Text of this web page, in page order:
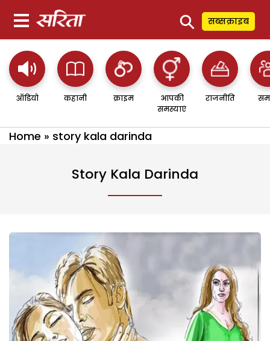
⚲ सब्सक्राइब
ऑडियो कहानी क्राइम
आपकी
समस्याएं
राजनीति
Home » story kala darinda
Story Kala Darinda